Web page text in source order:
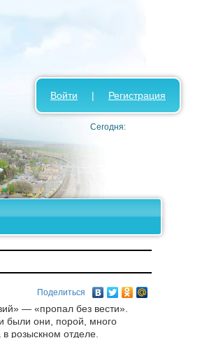
Войти | Регистрация
Сегодня:
Поделиться
— «пропал без вести».
были они, порой, много
розыскном отделе.